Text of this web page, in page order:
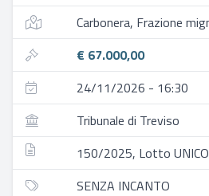
€ 67.000,00
24/11/2026 - 16:30
Tribunale di Treviso
150/2025, Lotto UNICO
SENZA INCANTO